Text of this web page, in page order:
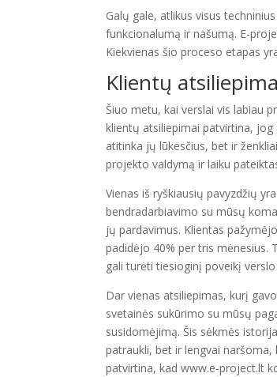
Galų gale, atlikus visus
funkcionalumą ir našumą. E-
Kiekvienas šio proceso etapas
Klientų
Šiuo metu, kai verslai vis labiau
klientų atsiliepimai patvirtina,
atitinka jų lūkesčius, bet ir
projekto valdymą ir laiku
Vienas iš ryškiausių pavyzdžių
bendradarbiavimo su mūsų
jų pardavimus. Klientas
padidėjo 40% per tris mėnesius.
gali turėti tiesioginį poveikį
Dar vienas atsiliepimas, kurį
svetainės sukūrimo su mūsų
susidomėjimą. Šis sėkmės
patraukli, bet ir lengvai
patvirtina, kad www.e-project.lt